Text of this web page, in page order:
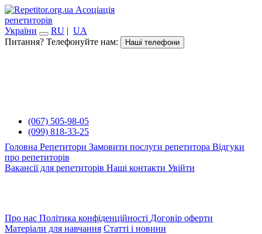
Асоціація
репетиторів
України
RU | UA
Питання? Телефонуйте нам:
Наші телефони
(067) 505-98-05
(099) 818-33-25
Головна Репетитори Замовити послуги репетитора Відгуки
про репетиторів
Вакансії для репетиторів Наші контакти Увійти
Про нас Політика конфіденційності Договір оферти
Матеріали для навчання Статті і новини